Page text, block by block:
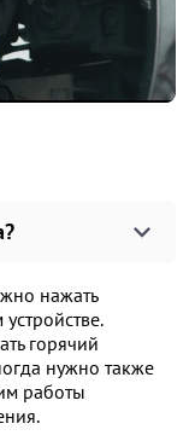
нажать
горячий
нужно также
работы